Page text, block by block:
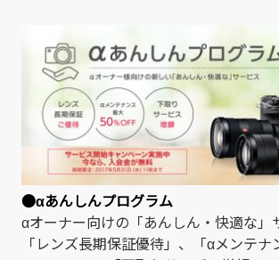
●αあんしんプログラム
αオーナー向けの「あんしん・快適な」
「レンズ長期保証優待」、「αメンテナ